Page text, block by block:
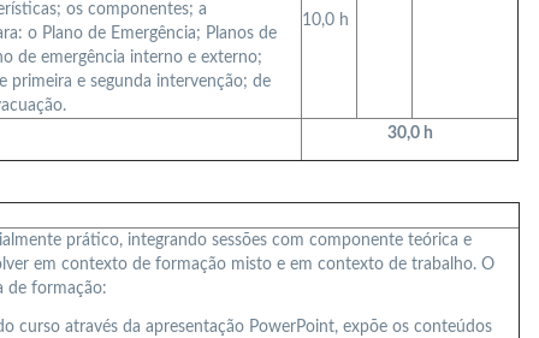
10,0 h
os componentes; a
o Plano de Emergência; Planos de
de emergência interno e externo;
primeira e segunda intervenção; de
30,0 h
prático, integrando sessões com componente teórica e
em contexto de formação misto e em contexto de trabalho. O
de formação:
curso através da apresentação PowerPoint, expõe os conteúdos